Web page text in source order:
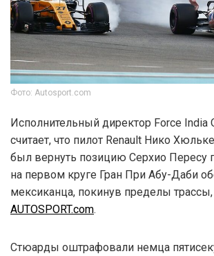
Фото: Autosport.com
Исполнительный директор Force India
считает, что пилот Renault Нико
был вернуть позицию Серхио Пересу
на первом круге Гран При Абу-Даби
мексиканца, покинув пределы
AUTOSPORT.com.
Стюарды оштрафовали немца